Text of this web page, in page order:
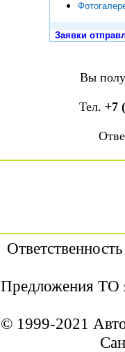
Заявки
Вы
Тел. +7
Предложения ТО
© 1999-2021